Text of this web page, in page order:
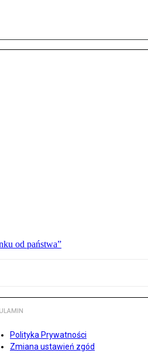
od państwa”
Polityka Prywatności
Zmiana ustawień zgód